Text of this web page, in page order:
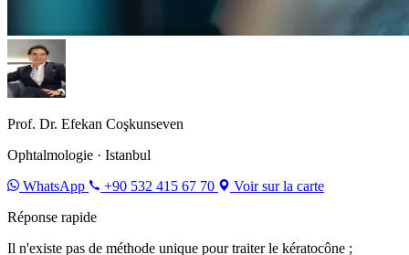
Prof. Dr. Efekan Coşkunseven
Ophtalmologie · Istanbul
WhatsApp
+90 532 415 67 70
Voir sur la carte
Réponse rapide
Il n'existe pas de méthode unique pour traiter le kératocône ;